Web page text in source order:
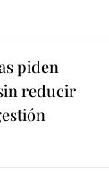
piden
reducir